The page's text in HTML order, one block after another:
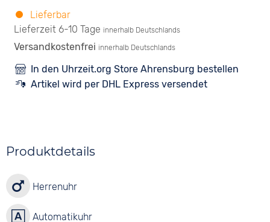
Lieferbar
Lieferzeit 6-10 Tage innerhalb Deutschlands
Versandkostenfrei innerhalb Deutschlands
In den Uhrzeit.org Store Ahrensburg bestellen
Artikel wird per DHL Express versendet
Produktdetails
Herrenuhr
Automatikuhr